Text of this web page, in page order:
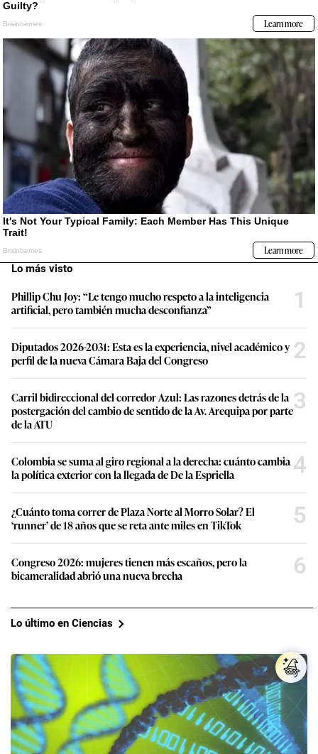
Lo más visto
Phillip Chu Joy: “Le tengo mucho respeto a la inteligencia
artificial, pero también mucha desconfianza”
1
Diputados 2026-2031: Esta es la experiencia, nivel académico y
perfil de la nueva Cámara Baja del Congreso
2
Carril bidireccional del corredor Azul: Las razones detrás de la
postergación del cambio de sentido de la Av. Arequipa por parte
de la ATU
3
Colombia se suma al giro regional a la derecha: cuánto cambia
la política exterior con la llegada de De la Espriella
4
¿Cuánto toma correr de Plaza Norte al Morro Solar? El
‘runner’ de 18 años que se reta ante miles en TikTok
5
Congreso 2026: mujeres tienen más escaños, pero la
bicameralidad abrió una nueva brecha
6
Lo último en Ciencias